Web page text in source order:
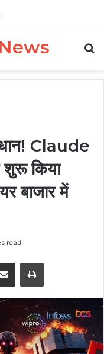
Claude
किया
बाजार में
read
Share via Email Print